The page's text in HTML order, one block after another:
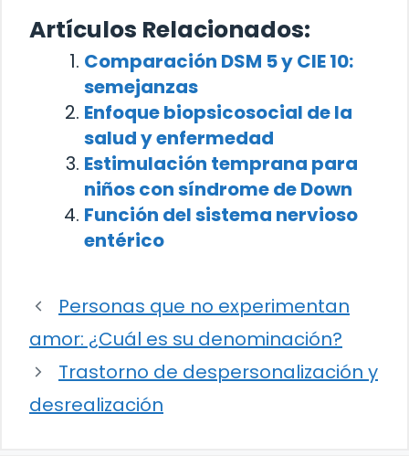
Artículos Relacionados:
Comparación DSM 5 y CIE 10:
semejanzas
Enfoque biopsicosocial de la
salud y enfermedad
Estimulación temprana para
niños con síndrome de Down
Función del sistema nervioso
entérico
Personas que no experimentan
amor: ¿Cuál es su denominación?
Trastorno de despersonalización y
desrealización